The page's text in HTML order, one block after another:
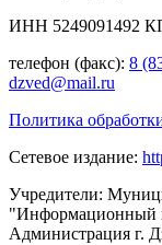
ИНН 5249091492
телефон (факс): 8
dzved@mail.ru
Политика
Сетевое издание:
Учредители:
"Информационный
Администрация г.